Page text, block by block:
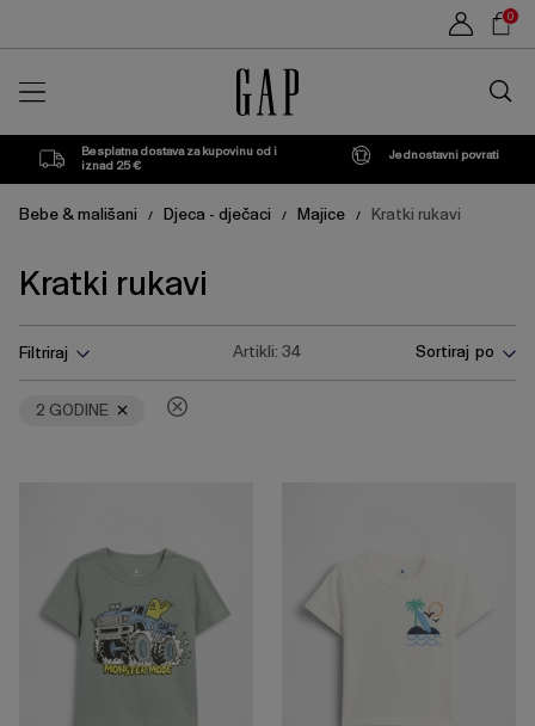
0
trgovini
Besplatna dostava za kupovinu od i
iznad 25 €
Jednostavni povrati
Bebe & mališani / Djeca - dječaci / Majice / Kratki rukavi
Kratki rukavi
tipku
Enter
za
Filtriraj Artikli:34 Sortiraj po
2 GODINE